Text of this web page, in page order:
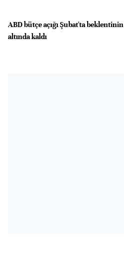
ABD bütçe açığı Şubat'ta beklentinin
altında kaldı